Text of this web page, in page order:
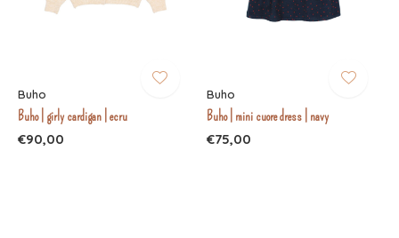
Buho
Buho | girly cardigan | ecru
€90,00
Buho
Buho | mini cuore dress | navy
€75,00